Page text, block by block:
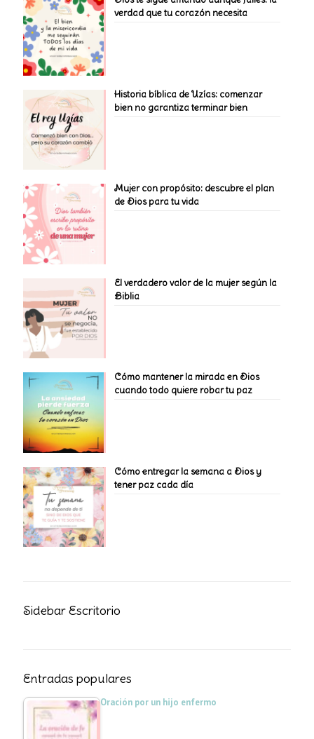
verdad que tu corazón necesita
Historia bíblica de Uzías: comenzar
bien no garantiza terminar bien
Mujer con propósito: descubre el plan
de Dios para tu vida
El verdadero valor de la mujer según la
Biblia
Cómo mantener la mirada en Dios
cuando todo quiere robar tu paz
Cómo entregar la semana a Dios y
tener paz cada día
Sidebar Escritorio
Entradas populares
Oración por un hijo enfermo